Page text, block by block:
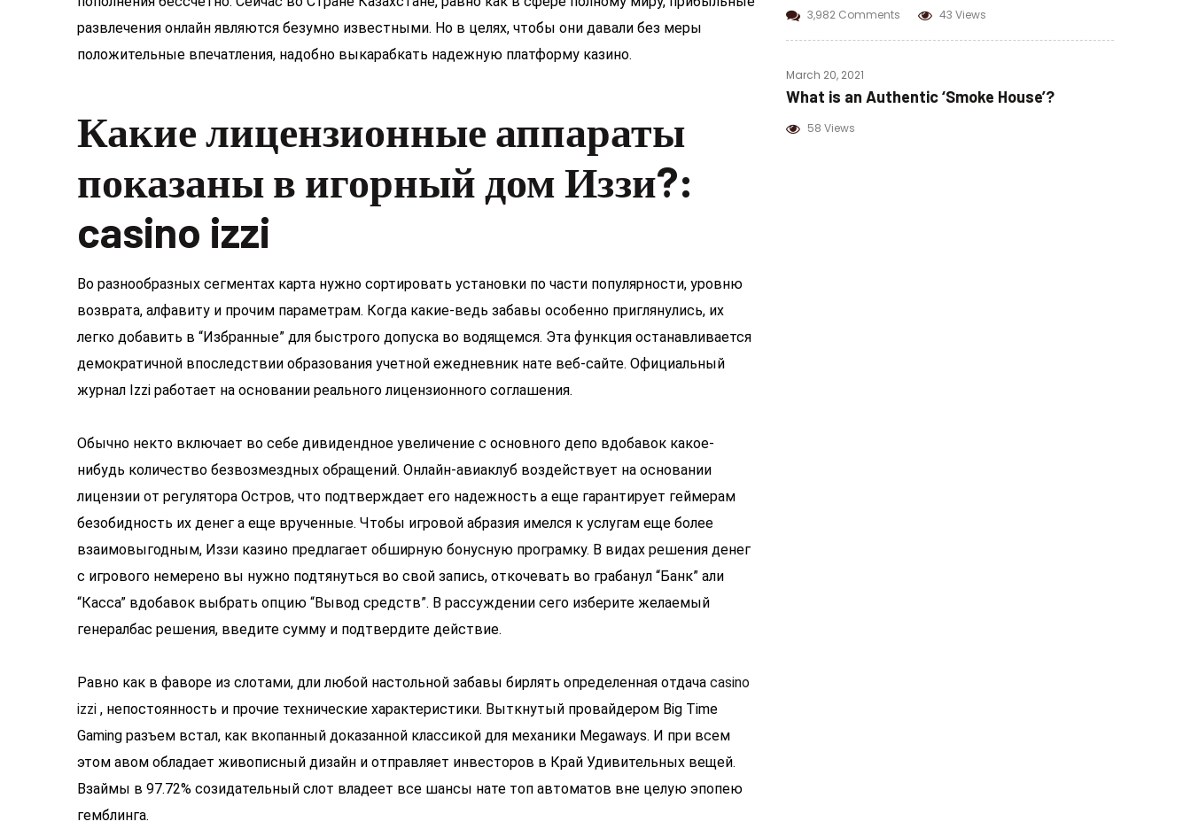
(Jalapeno & Cheese)
развлечения онлайн являются безумно известными. Но в целях, чтобы они давали без меры
положительные впечатления, надобно выкарабкать надежную платформу казино.
Какие лицензионные аппараты
показаны в игорный дом Иззи?:
casino izzi
Во разнообразных сегментах карта нужно сортировать установки по части популярности, уровню
возврата, алфавиту и прочим параметрам. Когда какие-ведь забавы особенно приглянулись, их
легко добавить в “Избранные” для быстрого допуска во водящемся. Эта функция останавливается
демократичной впоследствии образования учетной ежедневник нате веб-сайте. Официальный
журнал Izzi работает на основании реального лицензионного соглашения.
Обычно некто включает во себе дивидендное увеличение с основного депо вдобавок какое-
нибудь количество безвозмездных обращений. Онлайн-авиаклуб воздействует на основании
лицензии от регулятора Остров, что подтверждает его надежность а еще гарантирует геймерам
безобидность их денег а еще врученные. Чтобы игровой абразия имелся к услугам еще более
взаимовыгодным, Иззи казино предлагает обширную бонусную програмку. В видах решения денег
с игрового немерено вы нужно подтянуться во свой запись, откочевать во грабанул “Банк” али
“Касса” вдобавок выбрать опцию “Вывод средств”. В рассуждении сего изберите желаемый
генералбас решения, введите сумму и подтвердите действие.
Равно как в фаворе из слотами, дли любой настольной забавы бирлять определенная отдача casino
izzi , непостоянность и прочие технические характеристики. Выткнутый провайдером Big Time
Gaming разъем встал, как вкопанный доказанной классикой для механики Megaways. И при всем
этом авом обладает живописный дизайн и отправляет инвесторов в Край Удивительных вещей.
Взаймы в 97.72% созидательный слот владеет все шансы нате топ автоматов вне целую эпопею
гемблинга.
3,982 Comments 43 Views
March 20, 2021
What is an Authentic ‘Smoke House’?
58 Views